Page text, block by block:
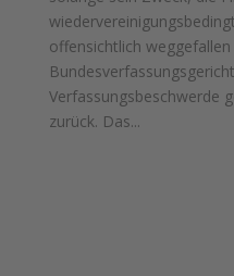
offensichtlich weggefallen
Verfassungsbeschwerde
zurück. Das...